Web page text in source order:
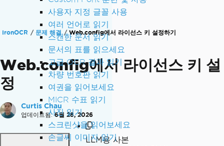
사용자 지정 글꼴 사용
여러 언어로 읽기
스캔한 문서 읽기
문서의 표를 읽으세요
고급 OCR 결과 읽기
차량 번호판 읽기
여권을 읽어보세요
MICR 수표 읽기
사진 읽기
스크린샷을 읽어보세요
손글씨 이미지 읽기
IronOCR 문제 해결 Web.config에서 라이선스 키 설정하기
Web.config에서 라이선스 키 설
정
Curtis Chau
업데이트됨: 6월 28, 2026
LLM용 사본